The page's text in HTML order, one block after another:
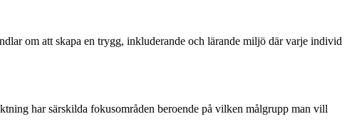
om att skapa en trygg, inkluderande och lärande miljö där varje individ
har särskilda fokusområden beroende på vilken målgrupp man vill